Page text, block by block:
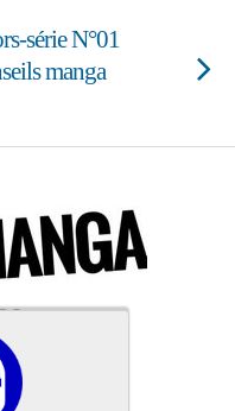
série N°01
manga